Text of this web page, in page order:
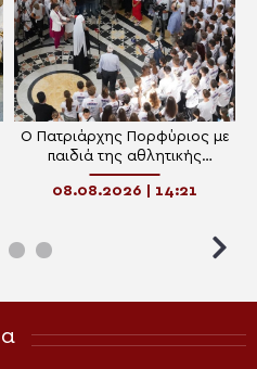
Ο Πατριάρχης Πορφύριος με
παιδιά της αθλητικής
κατασκήνωσης «Η Σερβία σε
καλεί»
08.08.2026 | 14:21